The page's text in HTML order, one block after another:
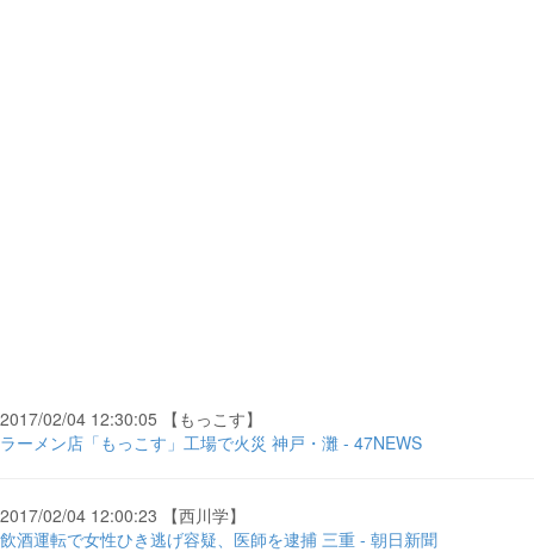
2017/02/04 12:30:05 【もっこす】
ラーメン店「もっこす」工場で火災 神戸・灘 - 47NEWS
2017/02/04 12:00:23 【西川学】
飲酒運転で女性ひき逃げ容疑、医師を逮捕 三重 - 朝日新聞